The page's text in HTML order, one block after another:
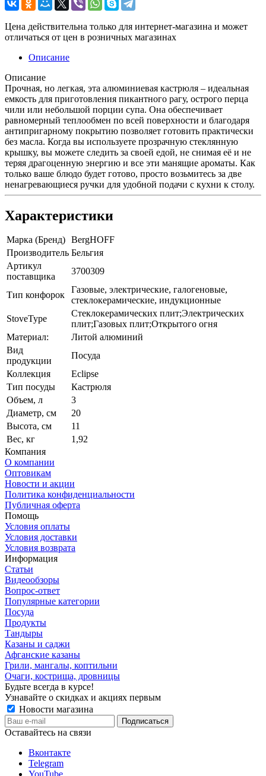
Цена действительна только для интернет-магазина и может
отличаться от цен в розничных магазинах
Описание
Описание
Прочная, но легкая, эта алюминиевая кастрюля – идеальная
емкость для приготовления пикантного рагу, острого перца
чили или небольшой порции супа. Она обеспечивает
равномерный теплообмен по всей поверхности и благодаря
антипригарному покрытию позволяет готовить практически
без масла. Когда вы используете прозрачную стеклянную
крышку, вы можете следить за своей едой, не снимая её и не
теряя драгоценную энергию и все эти манящие ароматы. Как
только ваше блюдо будет готово, просто возьмитесь за две
ненагревающиеся ручки для удобной подачи с кухни к столу.
Характеристики
Марка (Бренд) BergHOFF
Производитель Бельгия
Артикул
поставщика
3700309
Тип конфорок
Газовые, электрические, галогеновые,
стеклокерамические, индукционные
StoveType
Стеклокерамических плит;Электрических
плит;Газовых плит;Открытого огня
Материал:
Литой алюминий
Вид
продукции
Посуда
Коллекция
Eclipse
Тип посуды
Кастрюля
Объем, л
3
Диаметр, см
20
Высота, см
11
Вес, кг
1,92
Компания
О компании
Оптовикам
Новости и акции
Политика конфиденциальности
Публичная оферта
Помощь
Условия оплаты
Условия доставки
Условия возврата
Информация
Статьи
Видеообзоры
Вопрос-ответ
Популярные категории
Посуда
Продукты
Тандыры
Казаны и саджи
Афганские казаны
Грили, мангалы, коптильни
Очаги, кострища, дровницы
Будьте всегда в курсе!
Узнавайте о скидках и акциях первым
Новости магазина
Оставайтесь на связи
Вконтакте
Telegram
YouTube